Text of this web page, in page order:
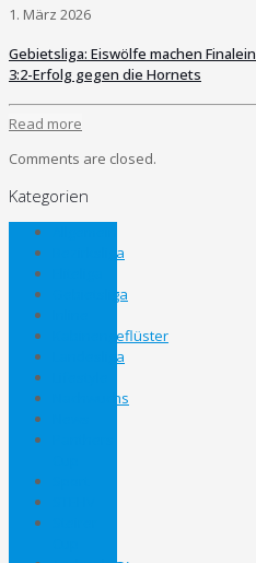
1. März 2026
Gebietsliga: Eiswölfe machen
3:2-Erfolg gegen die Hornets
Read more
Comments are closed.
Kategorien
Bezirksliga
Gebietsliga
Kabinengeflüster
Landesliga
Nachwuchs